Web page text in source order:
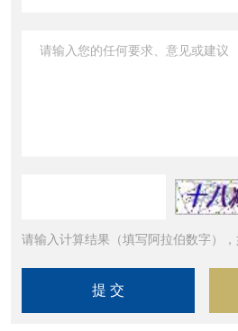
请输入计算结果（填写阿拉伯数字）